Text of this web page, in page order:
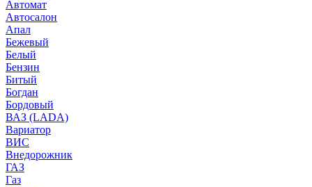
Автомат
Автосалон
Апал
Бежевый
Белый
Бензин
Битый
Богдан
Бордовый
ВАЗ (LADA)
Вариатор
ВИС
Внедорожник
ГАЗ
Газ